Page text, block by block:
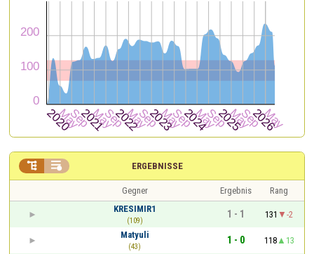
ERGEBNISSE
 
Gegner Ergebnis
Rang
KRESIMIR1
(109)
1 - 1 131
-2
Matyuli
(43)
1 - 0 118
13